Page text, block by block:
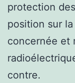
protection
position sur
concernée et
contre.